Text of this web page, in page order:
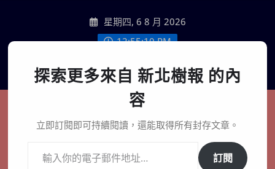
content
星期四, 6 8 月 2026
12:55:12 PM
聯絡我們
新北樹報
在地、記憶、連結、創生
探索更多來自 新北樹報 的內
容
立即訂閱即可持續閱讀，還能取得所有封存文章。
訂閱